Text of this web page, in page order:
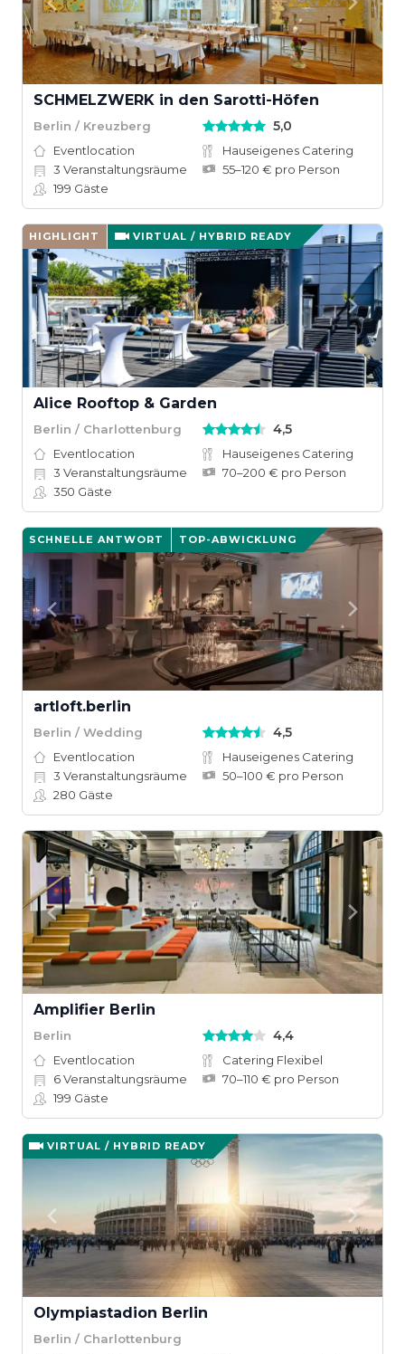
SCHMELZWERK in den Sarotti-Höfen
Berlin / Kreuzberg 5,0
Eventlocation
Hauseigenes Catering
3 Veranstaltungsräume
55–120 € pro Person
199 Gäste
HIGHLIGHT VIRTUAL / HYBRID READY
Alice Rooftop & Garden
Berlin / Charlottenburg 4,5
Eventlocation
Hauseigenes Catering
3 Veranstaltungsräume
70–200 € pro Person
350 Gäste
SCHNELLE ANTWORT TOP-ABWICKLUNG
artloft.berlin
Berlin / Wedding 4,5
Eventlocation
Hauseigenes Catering
3 Veranstaltungsräume
50–100 € pro Person
280 Gäste
Amplifier Berlin
Berlin 4,4
Eventlocation
Catering Flexibel
6Veranstaltungsräume
70–110 € pro Person
199 Gäste
VIRTUAL / HYBRID READY
Olympiastadion Berlin
Berlin / Charlottenburg